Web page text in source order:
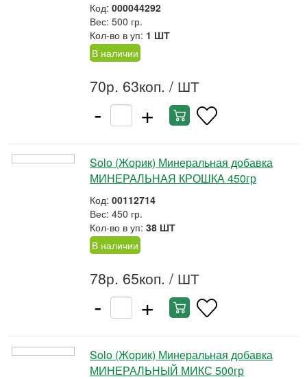
Код: 000044292
Вес: 500 гр.
Кол-во в уп: 1 ШТ
В наличии
70р. 63коп. / ШТ
- +
Solo (Жорик) Минеральная добавка
МИНЕРАЛЬНАЯ КРОШКА 450гр
Код: 00112714
Вес: 450 гр.
Кол-во в уп: 38 ШТ
В наличии
78р. 65коп. / ШТ
- +
Solo (Жорик) Минеральная добавка
МИНЕРАЛЬНЫЙ МИКС 500гр